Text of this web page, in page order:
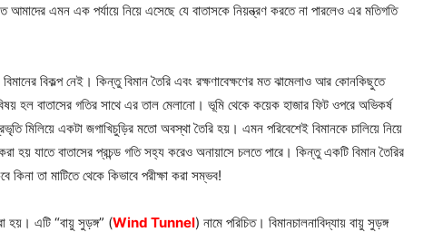
এমন এক পর্যায়ে নিয়ে এসেছে যে বাতাসকে নিয়ন্ত্রণ করতে না পারলেও এর মতিগতি
বিকল্প নেই। কিন্তু বিমান তৈরি এবং রক্ষণাবেক্ষণের মত ঝামেলাও আর কোনকিছুতে
হল বাতাসের গতির সাথে এর তাল মেলানো। ভূমি থেকে কয়েক হাজার ফিট ওপরে অভিকর্ষ
মিলিয়ে একটা জগাখিচুড়ির মতো অবস্থা তৈরি হয়। এমন পরিবেশেই বিমানকে চালিয়ে নিয়ে
হয় যাতে বাতাসের প্রচন্ড গতি সহ্য করেও অনায়াসে চলতে পারে। কিন্তু একটি বিমান তৈরির
কিনা তা মাটিতে থেকে কিভাবে পরীক্ষা করা সম্ভব!
হয়। এটি “বায়ু সুড়ঙ্গ” (Wind Tunnel) নামে পরিচিত। বিমানচালনাবিদ্যায় বায়ু সুড়ঙ্গ